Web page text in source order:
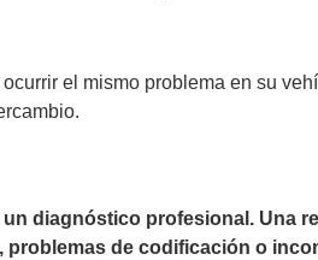
el mismo problema en su
diagnóstico profesional. Una
de codificación o